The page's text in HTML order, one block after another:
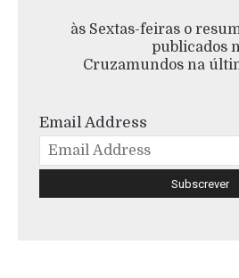
às Sextas-feiras o
publicados
Cruzamundos na
Email Address